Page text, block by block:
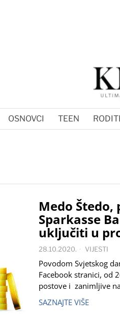
OSNOVCI TEEN
Medo
Sparkasse
uključiti u
28.10.2020. VIJESTI
Povodom Svjetskog
Facebook stranici, od
postove i zanimljive
SAZNAJTE VIŠE